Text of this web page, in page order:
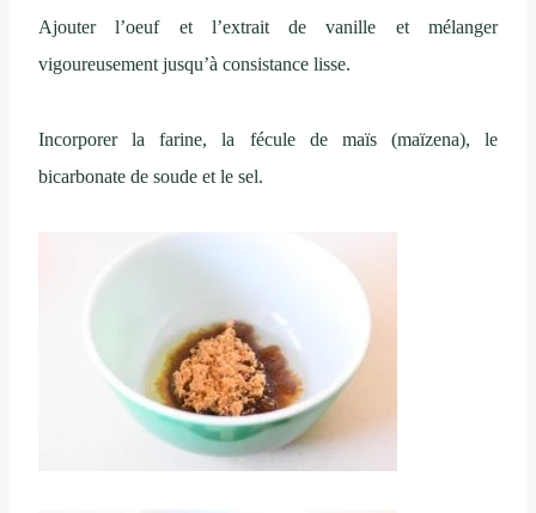
Ajouter l’oeuf et l’extrait de vanille et mélanger
vigoureusement jusqu’à consistance lisse.
Incorporer la farine, la fécule de maïs (maïzena), le
bicarbonate de soude et le sel.